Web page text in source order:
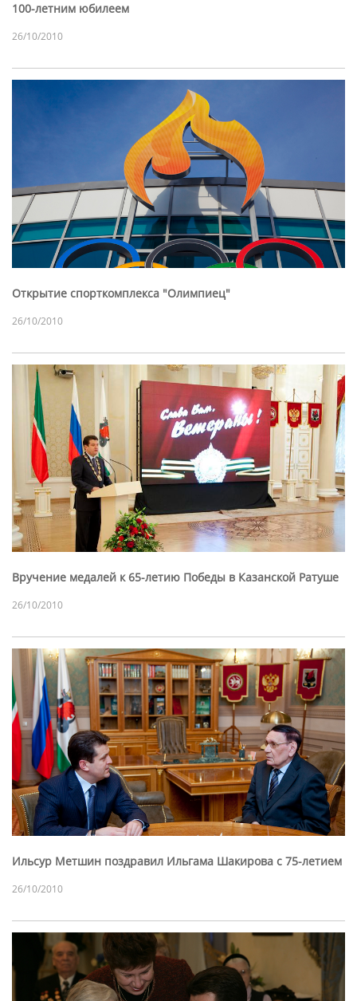
100-летним юбилеем
26/10/2010
Открытие спорткомплекса "Олимпиец"
26/10/2010
Вручение медалей к 65-летию Победы в Казанской Ратуше
26/10/2010
Ильсур Метшин поздравил Ильгама Шакирова с 75-летием
26/10/2010